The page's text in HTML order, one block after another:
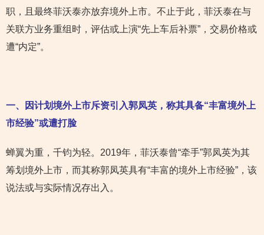
职，且最终菲沃泰亦放弃境外上市。不止于此，菲沃泰在与
关联方业务重组时，评估或上演“先上车后补票”，交易价格或
遭“内定”。
一、因计划境外上市斥资引入郭凤英，称其具备“丰富境外上
市经验”或遭打脸
蝉翼为重，千钧为轻。2019年，菲沃泰曾“牵手”郭凤英为其
筹划境外上市，而其称郭凤英具有“丰富的境外上市经验”，该
说法或与实际情况存出入。